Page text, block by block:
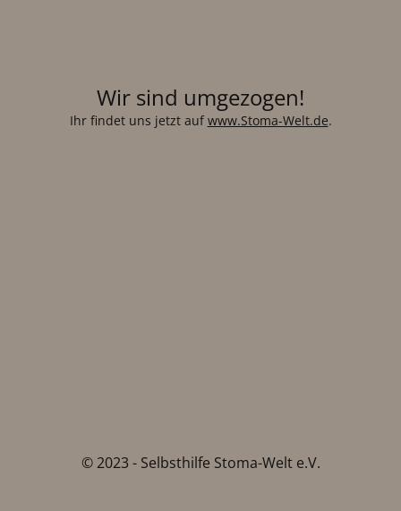
Wir sind umgezogen!
Ihr findet uns jetzt aufwww.Stoma-Welt.de.
© 2023 - Selbsthilfe Stoma-Welt e.V.